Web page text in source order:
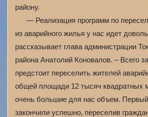
району.
— Реализация программ по
из аварийного жилья у нас идет
рассказывает глава администрации
района Анатолий Коновалов. – Всего
предстоит переселить жителей
общей площади 12 тысяч квадратных
очень большие для нас объем.
закончили успешно, переселив